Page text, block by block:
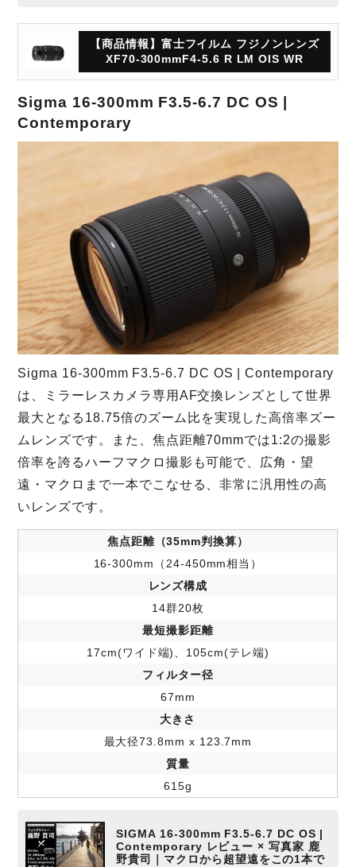
【商品情報】富士フイルム フジノンレンズ
XF70-300mmF4-5.6 R LM OIS WR
Sigma 16-300mm F3.5-6.7 DC OS |
Contemporary
Sigma 16-300mm F3.5-6.7 DC OS | Contemporary
は、ミラーレスカメラ専用AF交換レンズとして世界
最大となる18.75倍のズーム比を実現した高倍率ズー
ムレンズです。また、焦点距離70mmでは1:2の撮影
倍率を誇るハーフマクロ撮影も可能で、広角・望
遠・マクロまで一本でこなせる、非常に汎用性の高
いレンズです。
焦点距離（35mm判換算）
16-300mm（24-450mm相当）
レンズ構成
14群20枚
最短撮影距離
17cm(ワイド端)、105cm(テレ端)
フィルター径
67mm
大きさ
最大径73.8mm x 123.7mm
質量
615g
SIGMA 16-300mm F3.5-6.7 DC OS |
Contemporary レビュー × 写真家 鹿
野貴司｜マクロから超望遠をこの1本で